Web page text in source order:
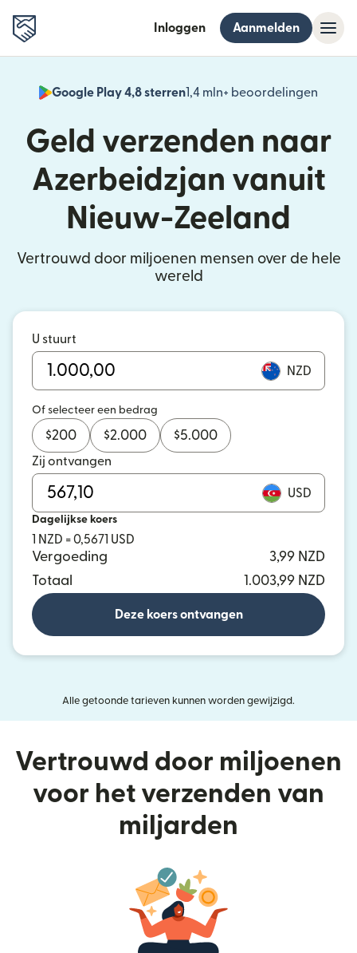
Inloggen Aanmelden
Google Play 4,8 sterren1,4 mln+ beoordelingen
Geld verzenden naar
Azerbeidzjan vanuit
Nieuw-Zeeland
Vertrouwd door miljoenen mensen over de hele
wereld
U stuurt
NZD
Of selecteer een bedrag
$200 $2.000 $5.000
Zij ontvangen
USD
Dagelijkse koers
1 NZD = 0,5671 USD
Vergoeding
3,99 NZD
Totaal
1.003,99 NZD
Deze koers ontvangen
Alle getoonde tarieven kunnen worden gewijzigd.
Vertrouwd door miljoenen
voor het verzenden van
miljarden